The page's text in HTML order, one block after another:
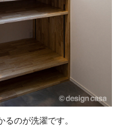
のが洗濯です。